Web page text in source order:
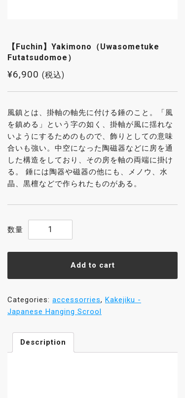
【Fuchin】Yakimono（Uwasometuke
Futatsudomoe）
¥6,900 (税込)
風鎮とは、掛軸の軸先に付ける錘のこと。「風
を鎮める」という字の如く、掛軸が風に揺れな
いようにするためのもので、飾りとしての意味
合いも強い。中空になった陶磁器などに房を通
した構造をしており、その房を軸の両端に掛け
る。 錘には陶器や磁器の他にも、メノウ、水
晶、黒檀などで作られたものがある。
【Fuchin】
Yakimono（Uwasometuke
Add to cart
Categories: accessorries, Kakejiku -
Japanese Hanging Scrool
Description